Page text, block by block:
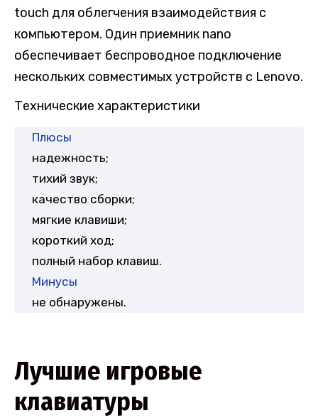
touch для облегчения взаимодействия с
компьютером. Один приемник nano
обеспечивает беспроводное подключение
нескольких совместимых устройств с Lenovo.
Технические характеристики
Плюсы
надежность;
тихий звук;
качество сборки;
мягкие клавиши;
короткий ход;
полный набор клавиш.
Минусы
не обнаружены.
Лучшие игровые
клавиатуры